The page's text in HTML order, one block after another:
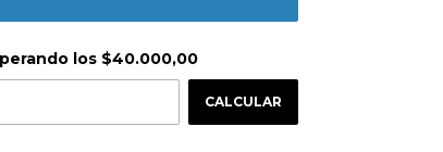
$40.000,00
CAMBIAR CP
los $40.000,00
CALCULAR